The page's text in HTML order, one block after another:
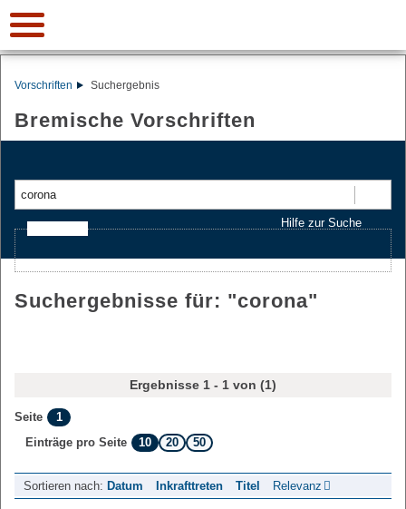
Vorschriften Suchergebnis
Bremische Vorschriften
Hilfe zur Suche
Suchergebnisse für: "corona"
Ergebnisse 1 - 1 von (1)
Seite
1
Einträge pro Seite
10 20 50
Sortieren nach: Datum Inkrafttreten Titel Relevanz